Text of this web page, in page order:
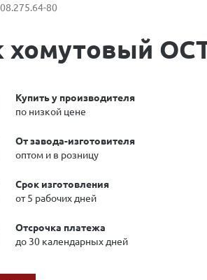
80
хомутовый
Купить у производителя
по низкой цене
От завода-изготовителя
оптом и в розницу
Срок изготовления
от 5 рабочих дней
Отсрочка платежа
до 30 календарных дней